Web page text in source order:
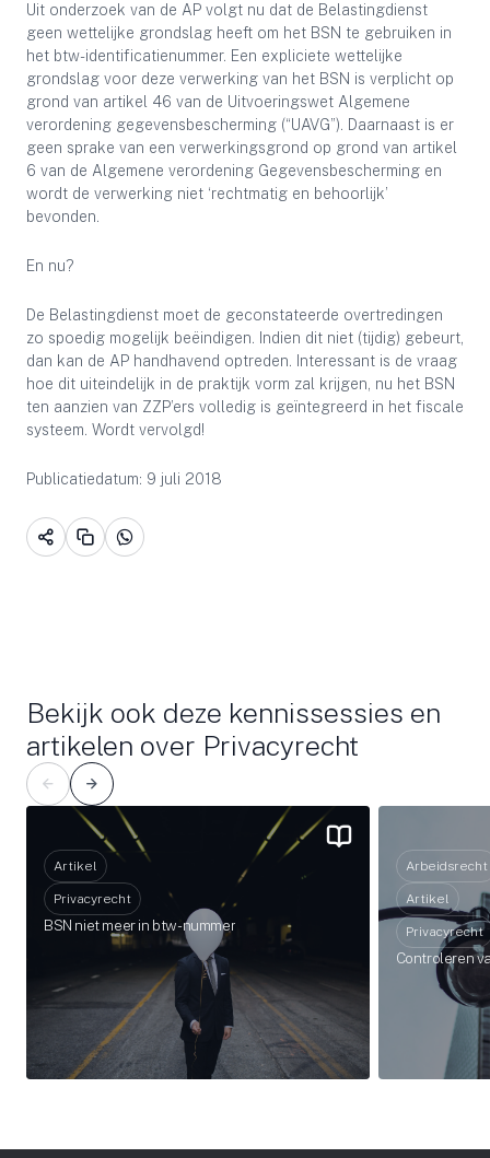
Uit onderzoek van de AP volgt nu dat de Belastingdienst
geen wettelijke grondslag heeft om het BSN te gebruiken in
het btw-identificatienummer. Een expliciete wettelijke
grondslag voor deze verwerking van het BSN is verplicht op
grond van artikel 46 van de Uitvoeringswet Algemene
verordening gegevensbescherming (“UAVG”). Daarnaast is er
geen sprake van een verwerkingsgrond op grond van artikel
6 van de Algemene verordening Gegevensbescherming en
wordt de verwerking niet ‘rechtmatig en behoorlijk’
bevonden.
En nu?
De Belastingdienst moet de geconstateerde overtredingen
zo spoedig mogelijk beëindigen. Indien dit niet (tijdig) gebeurt,
dan kan de AP handhavend optreden. Interessant is de vraag
hoe dit uiteindelijk in de praktijk vorm zal krijgen, nu het BSN
ten aanzien van ZZP’ers volledig is geïntegreerd in het fiscale
systeem. Wordt vervolgd!
Publicatiedatum: 9 juli 2018
Bekijk ook deze kennissessies en
artikelen over Privacyrecht
Artikel
Privacyrecht
BSN niet meer in btw-nummer
Arbeidsrecht
Artikel
Privacyrecht
Controleren